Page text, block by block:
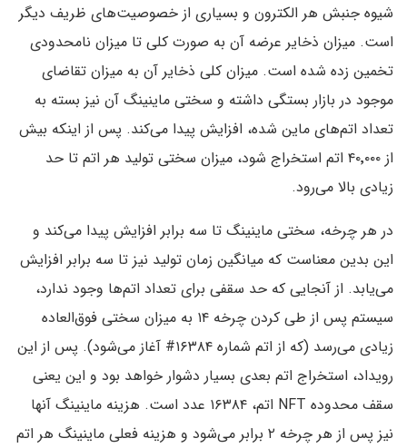
شیوه جنبش هر الکترون و بسیاری از خصوصیت‌های ظریف دیگر
است. میزان ذخایر عرضه آن به صورت کلی تا میزان نامحدودی
تخمین زده شده است. میزان کلی ذخایر آن به میزان تقاضای
موجود در بازار بستگی داشته و سختی ماینینگ آن نیز بسته به
تعداد اتم‌های ماین شده‌، افزایش پیدا می‌کند. پس از اینکه بیش
از ۴۰٬۰۰۰ اتم استخراج شود، میزان سختی تولید هر اتم تا حد
زیادی بالا می‌رود.
در هر چرخه، سختی ماینینگ تا سه برابر افزایش پیدا می‌کند و
این بدین معناست که میانگین زمان تولید نیز تا سه برابر افزایش
می‌یابد. از آنجایی که حد سقفی برای تعداد اتم‌ها وجود ندارد،
سیستم پس از طی کردن چرخه ۱۴ به میزان سختی فوق‌العاده
زیادی می‌رسد (که از اتم شماره ۱۶۳۸۴# آغاز می‌شود). پس از این
رویداد، استخراج اتم بعدی بسیار دشوار خواهد بود و این یعنی
سقف محدوده NFT اتم، ۱۶۳۸۴ عدد است. هزینه ماینینگ آنها
نیز پس از هر چرخه ۲ برابر می‌شود و هزینه فعلی ماینینگ هر اتم